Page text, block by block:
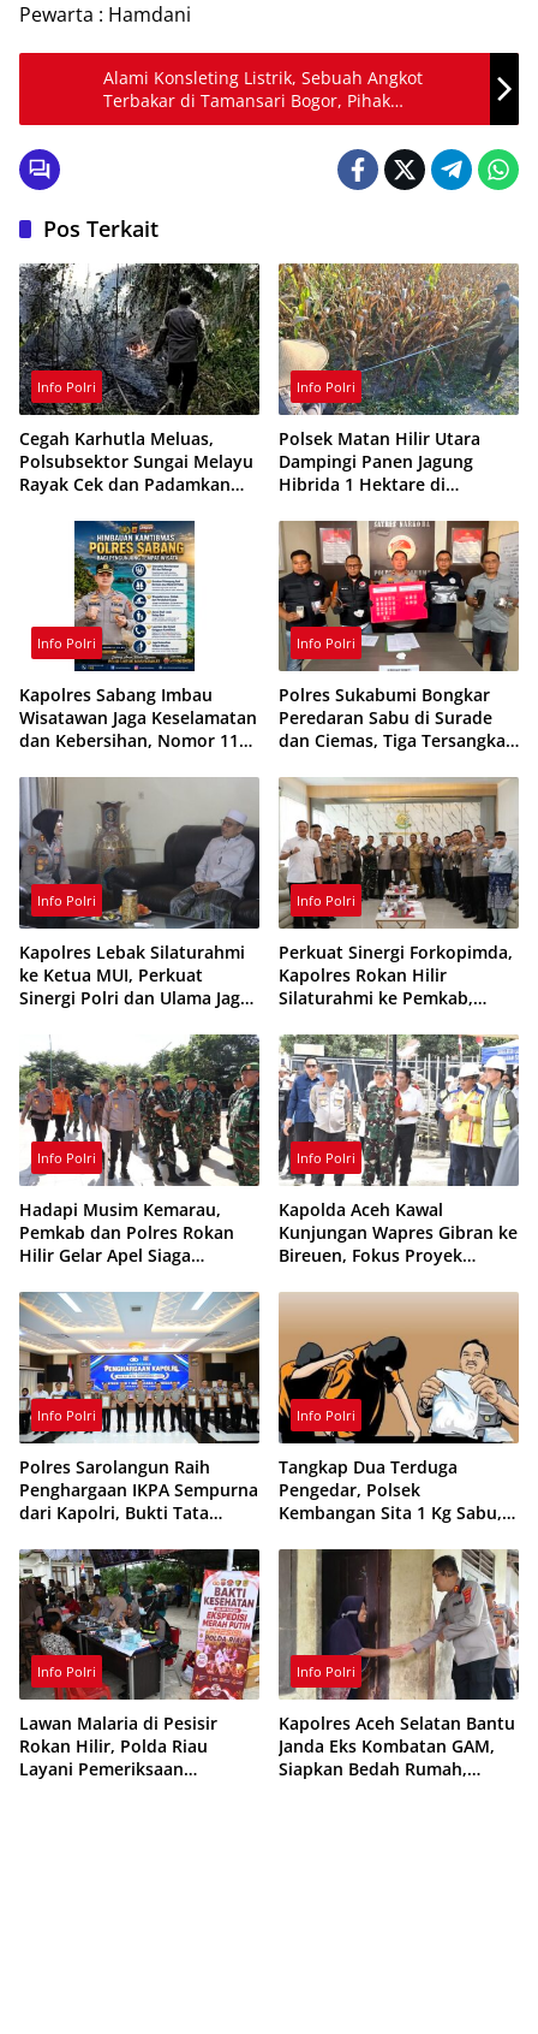
Pewarta : Hamdani
Alami Konsleting Listrik, Sebuah Angkot
Terbakar di Tamansari Bogor, Pihak
Kepolisian Lakukan Penanganan
Pos Terkait
Info Polri
Cegah Karhutla Meluas,
Polsubsektor Sungai Melayu
Rayak Cek dan Padamkan
Info Polri
Polsek Matan Hilir Utara
Dampingi Panen Jagung
Hibrida 1 Hektare di
Info Polri
Kapolres Sabang Imbau
Wisatawan Jaga Keselamatan
dan Kebersihan, Nomor 110
Info Polri
Polres Sukabumi Bongkar
Peredaran Sabu di Surade
dan Ciemas, Tiga Tersangka
Info Polri
Kapolres Lebak Silaturahmi
ke Ketua MUI, Perkuat
Sinergi Polri dan Ulama Jaga
Info Polri
Perkuat Sinergi Forkopimda,
Kapolres Rokan Hilir
Silaturahmi ke Pemkab,
Info Polri
Hadapi Musim Kemarau,
Pemkab dan Polres Rokan
Hilir Gelar Apel Siaga
Sinergi Cegah Kebakaran
Info Polri
Kapolda Aceh Kawal
Kunjungan Wapres Gibran ke
Bireuen, Fokus Proyek
Info Polri
Polres Sarolangun Raih
Penghargaan IKPA Sempurna
dari Kapolri, Bukti Tata
Berintegritas
Info Polri
Tangkap Dua Terduga
Pengedar, Polsek
Kembangan Sita 1 Kg Sabu,
Ribu Butir Obat Keras
Info Polri
Lawan Malaria di Pesisir
Rokan Hilir, Polda Riau
Layani Pemeriksaan
Info Polri
Kapolres Aceh Selatan Bantu
Janda Eks Kombatan GAM,
Siapkan Bedah Rumah,